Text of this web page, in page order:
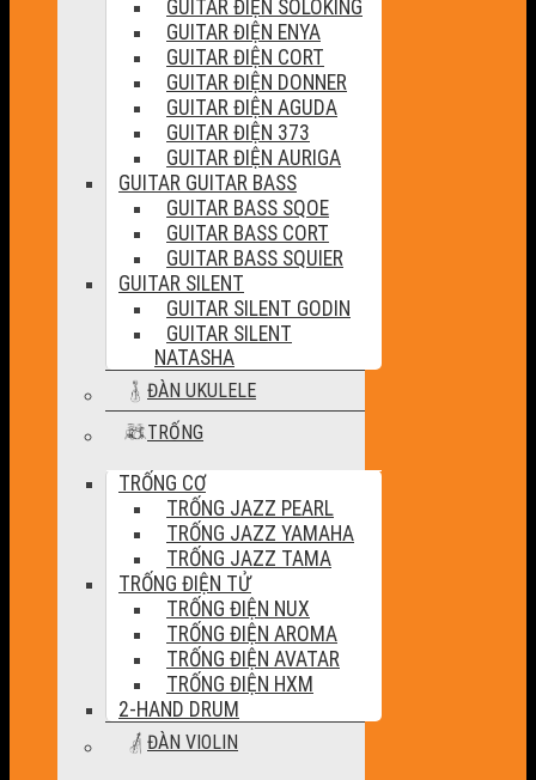
GUITAR ĐIỆN SOLOKING
GUITAR ĐIỆN ENYA
GUITAR ĐIỆN CORT
GUITAR ĐIỆN DONNER
GUITAR ĐIỆN AGUDA
GUITAR ĐIỆN 373
GUITAR ĐIỆN AURIGA
GUITAR GUITAR BASS
GUITAR BASS SQOE
GUITAR BASS CORT
GUITAR BASS SQUIER
GUITAR SILENT
GUITAR SILENT GODIN
GUITAR SILENT
NATASHA
ĐÀN UKULELE
TRỐNG
TRỐNG CƠ
TRỐNG JAZZ PEARL
TRỐNG JAZZ YAMAHA
TRỐNG JAZZ TAMA
TRỐNG ĐIỆN TỬ
TRỐNG ĐIỆN NUX
TRỐNG ĐIỆN AROMA
TRỐNG ĐIỆN AVATAR
TRỐNG ĐIỆN HXM
2-HAND DRUM
ĐÀN VIOLIN